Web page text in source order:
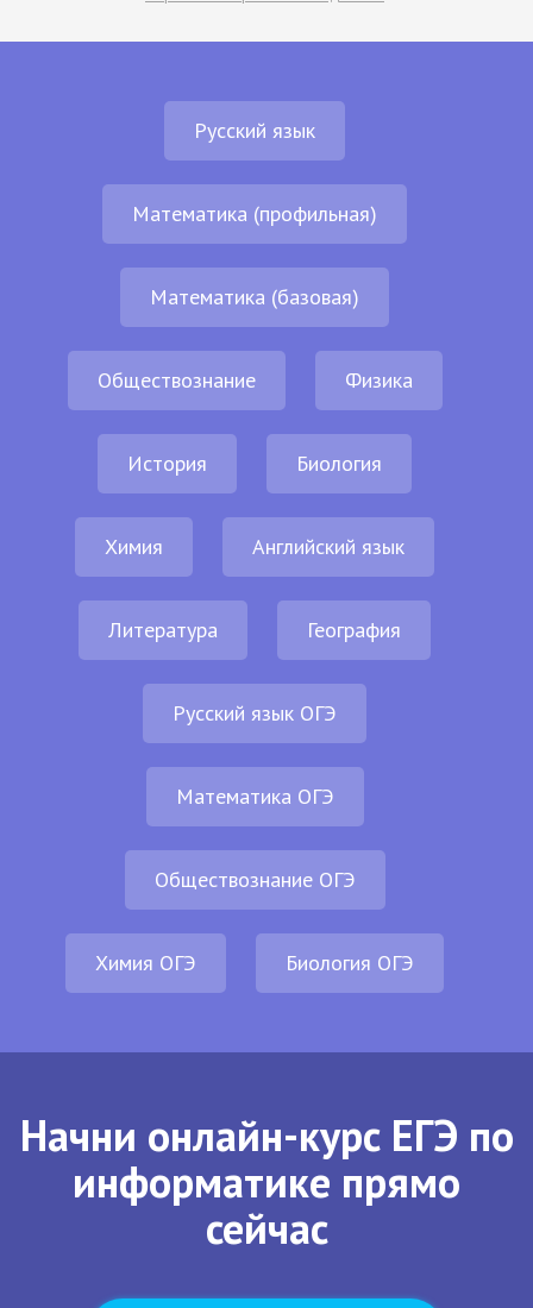
Русский язык
Математика (профильная)
Математика (базовая)
Обществознание Физика
История Биология
Химия Английский язык
Литература География
Русский язык ОГЭ
Математика ОГЭ
Обществознание ОГЭ
Химия ОГЭ Биология ОГЭ
Начни онлайн-курс ЕГЭ по
информатике прямо
сейчас